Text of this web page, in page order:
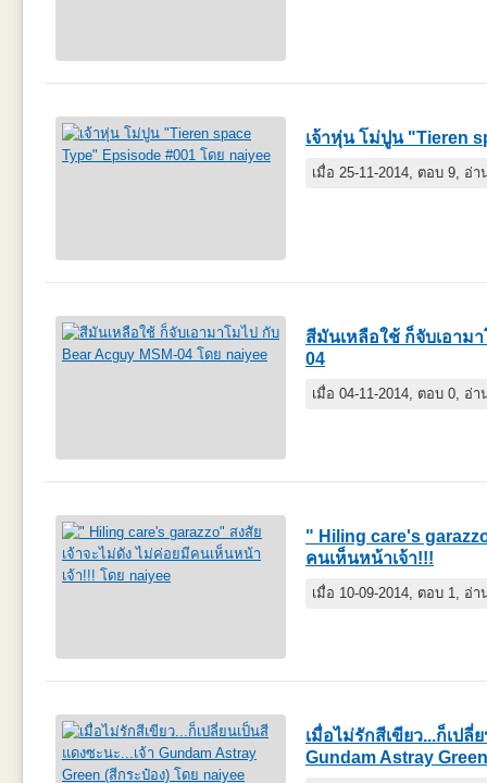
เจ้าหุ่น โม่ปูน "Tieren
เมื่อ 25-11-2014, ตอบ 9, อ่า
สีมันเหลือใช้ ก็จับเอาม
04
เมื่อ 04-11-2014, ตอบ 0, อ่า
" Hiling care's
คนเห็นหน้าเจ้า!!!
เมื่อ 10-09-2014, ตอบ 1, อ่า
เมื่อไม่รักสีเขียว...ก็เปลี่
Gundam Astray